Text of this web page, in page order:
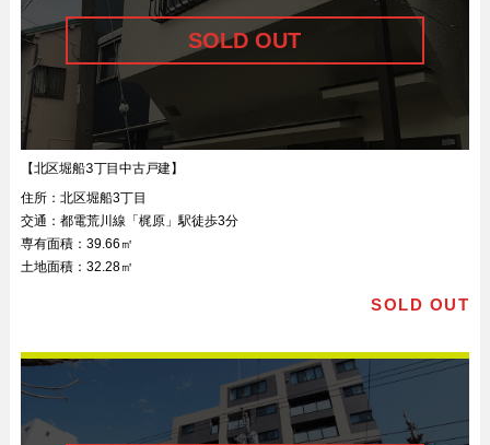
【北区堀船3丁目中古戸建】
住所： 北区堀船3丁目
交通： 都電荒川線「梶原」駅徒歩3分
専有面積： 39.66㎡
土地面積： 32.28㎡
SOLD OUT